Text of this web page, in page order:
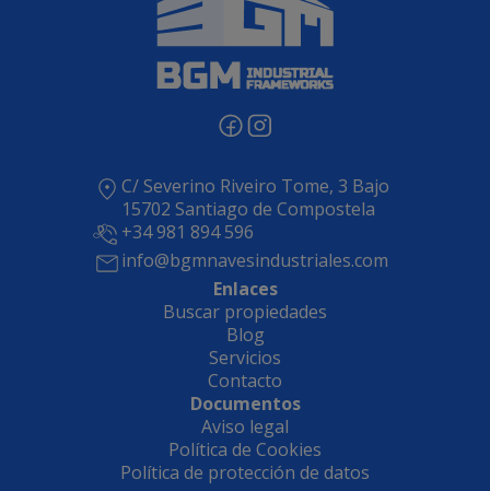
C/ Severino Riveiro Tome, 3 Bajo
15702 Santiago de Compostela
+34 981 894 596
info@bgmnavesindustriales.com
Enlaces
Buscar propiedades
Blog
Servicios
Contacto
Documentos
Aviso legal
Política de Cookies
Política de protección de datos